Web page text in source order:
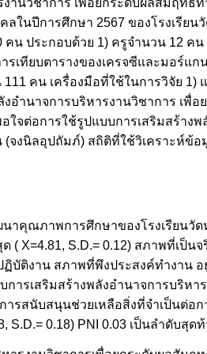
ในปีการศึกษา 2567 ของโรงเรีย
คน ประกอบด้วย 1) ครูจำนวน 12
เทียบตารางของเครจซีและมอร์แก
คน เครื่องมือที่ใช้ในการวิจัย 1)
ำนาจการบริหารงานวิชาการ เพื่อ
จต่อการใช้รูปแบบการเสริมสร้าง
จงนิลอุปถัมภ์) สถิติที่ใช้วิเคราะห์ข้อ
คุณภาพการศึกษาของโรงเรียนวั
X=4.81, S.D.= 0.12) สภาพที่เป็นจ
ติงาน สภาพที่พึงประสงค์ทำงาน อ
การเสริมสร้างพลังอำนาจการบริห
ารสนับสนุนช่วยเหลือสิ่งที่จำเป็นต่
S.D.= 0.18) PNI 0.03 เป็นลำดับสุดท้